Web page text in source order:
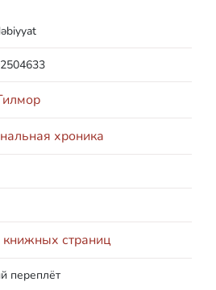
хроника
страниц
переплёт